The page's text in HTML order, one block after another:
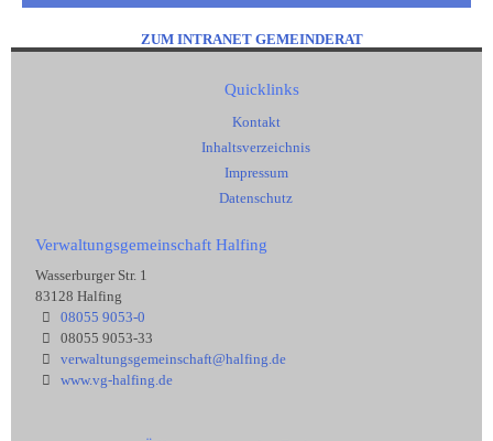
ZUM INTRANET GEMEINDERAT
Quicklinks
Kontakt
Inhaltsverzeichnis
Impressum
Datenschutz
Verwaltungsgemeinschaft Halfing
Wasserburger Str. 1
83128 Halfing
08055 9053-0
08055 9053-33
verwaltungsgemeinschaft@halfing.de
www.vg-halfing.de